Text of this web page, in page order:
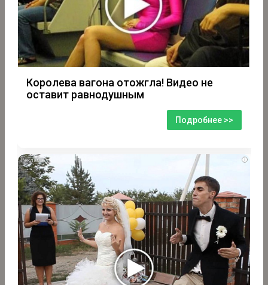
Королева вагона отожгла! Видео не
оставит равнодушным
Подробнее >>
i